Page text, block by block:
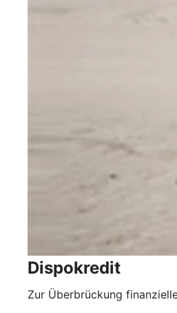
Dispokredit
Zur Überbrückung